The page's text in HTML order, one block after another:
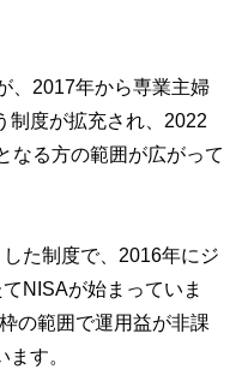
、2017年から専業主婦
制度が拡充され、2022
なる方の範囲が広がって
た制度で、2016年にジ
NISAが始まっていま
の範囲で運用益が非課
す。